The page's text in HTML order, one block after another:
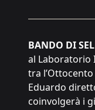
BANDO DI
al Laboratorio
tra
Eduardo
coinvolgerà i